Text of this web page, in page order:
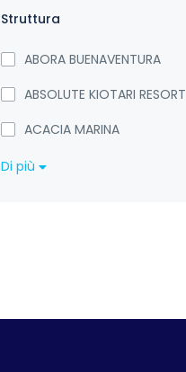
Struttura
ABORA BUENAVENTURA
ABSOLUTE KIOTARI RESORT
ACACIA MARINA
Di più